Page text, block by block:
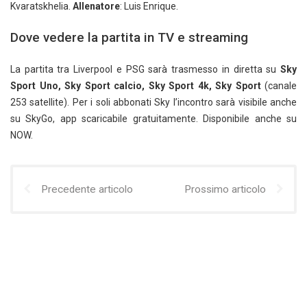
Kvaratskhelia. Allenatore: Luis Enrique.
Dove vedere la partita in TV e streaming
La partita tra Liverpool e PSG sarà trasmesso in diretta su Sky
Sport Uno, Sky Sport calcio, Sky Sport 4k, Sky Sport(canale
253 satellite). Per i soli abbonati Sky l’incontro sarà visibile anche
su SkyGo, app scaricabile gratuitamente. Disponibile anche su
NOW.
Precedente articolo Prossimo articolo